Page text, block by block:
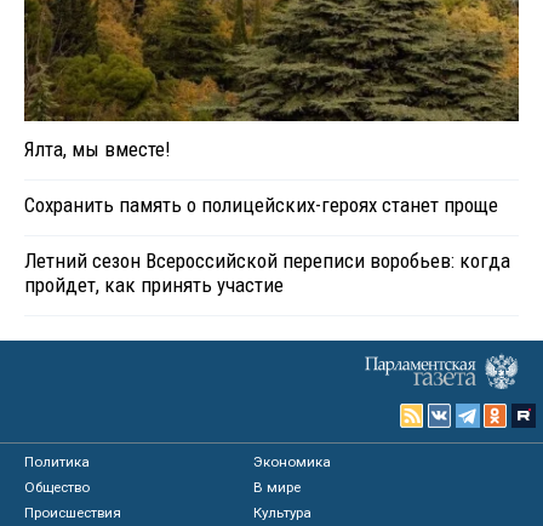
Ялта, мы вместе!
Сохранить память о полицейских-героях станет проще
Летний сезон Всероссийской переписи воробьев: когда
пройдет, как принять участие
Политика
Экономика
Общество
В мире
Происшествия
Культура